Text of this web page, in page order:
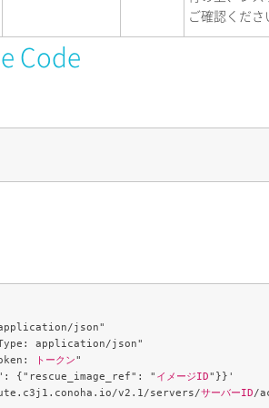
ご確認くださ
Code
json"
application/json"
トークン"
{"rescue_image_ref": " イメージID"}}'
v2.1/servers/サーバーID